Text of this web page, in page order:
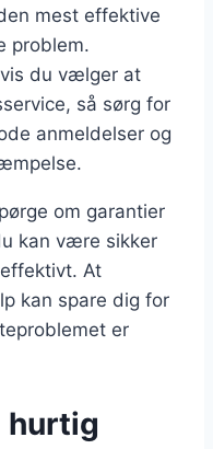
mest effektive
problem.
du vælger at
så sørg for
anmeldelser og
om garantier
kan være sikker
At
kan spare dig for
er
hurtig